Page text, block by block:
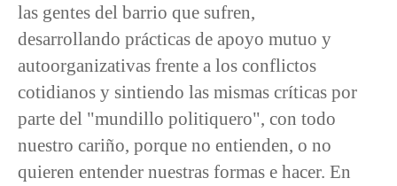
las gentes del barrio que sufren,
desarrollando prácticas de apoyo mutuo y
autoorganizativas frente a los conflictos
cotidianos y sintiendo las mismas críticas por
parte del "mundillo politiquero", con todo
nuestro cariño, porque no entienden, o no
quieren entender nuestras formas e hacer. En